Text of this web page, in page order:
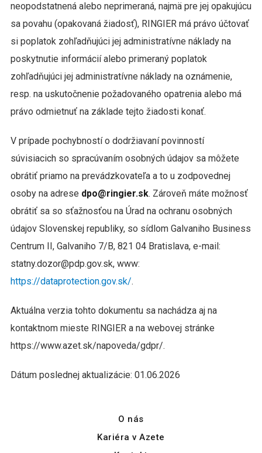
neopodstatnená alebo neprimeraná, najmä pre jej opakujúcu
sa povahu (opakovaná žiadosť), RINGIER má právo účtovať
si poplatok zohľadňujúci jej administratívne náklady na
poskytnutie informácií alebo primeraný poplatok
zohľadňujúci jej administratívne náklady na oznámenie,
resp. na uskutočnenie požadovaného opatrenia alebo má
právo odmietnuť na základe tejto žiadosti konať.
V prípade pochybností o dodržiavaní povinností
súvisiacich so spracúvaním osobných údajov sa môžete
obrátiť priamo na prevádzkovateľa a to u zodpovednej
osoby na adrese dpo@ringier.sk. Zároveň máte možnosť
obrátiť sa so sťažnosťou na Úrad na ochranu osobných
údajov Slovenskej republiky, so sídlom Galvaniho Business
Centrum II, Galvaniho 7/B, 821 04 Bratislava, e-mail:
statny.dozor@pdp.gov.sk, www:
https://dataprotection.gov.sk/.
Aktuálna verzia tohto dokumentu sa nachádza aj na
kontaktnom mieste RINGIER a na webovej stránke
https://www.azet.sk/napoveda/gdpr/.
Dátum poslednej aktualizácie: 01.06.2026
O nás
Kariéra v Azete